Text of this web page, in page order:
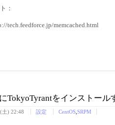
：
tech.feedforce.jp/memcached.html
TokyoTyrantをインストー
土) 22:48 設定 CentOS ,SRPM